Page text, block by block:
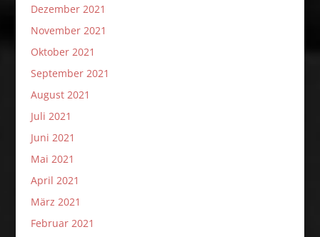
Dezember 2021
November 2021
Oktober 2021
September 2021
August 2021
Juli 2021
Juni 2021
Mai 2021
April 2021
März 2021
Februar 2021